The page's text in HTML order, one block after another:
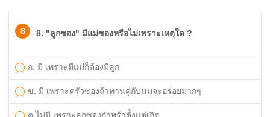
8 8. "ลูกซอง" มีแม่ซองหรือไม่เพราะเหตุใด ?
ก. มี เพราะมีแม่ก็ต้องมีลูก
ข. มี เพราะครัวซองถ้าทานคู่กับนมจะอร่อยมากๆ